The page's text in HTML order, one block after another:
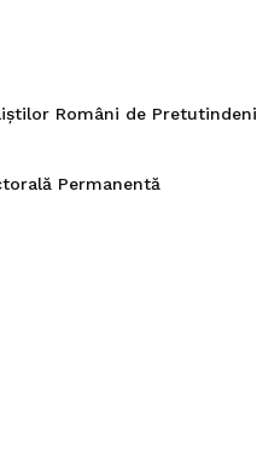
Români de Pretutindeni
Permanentă